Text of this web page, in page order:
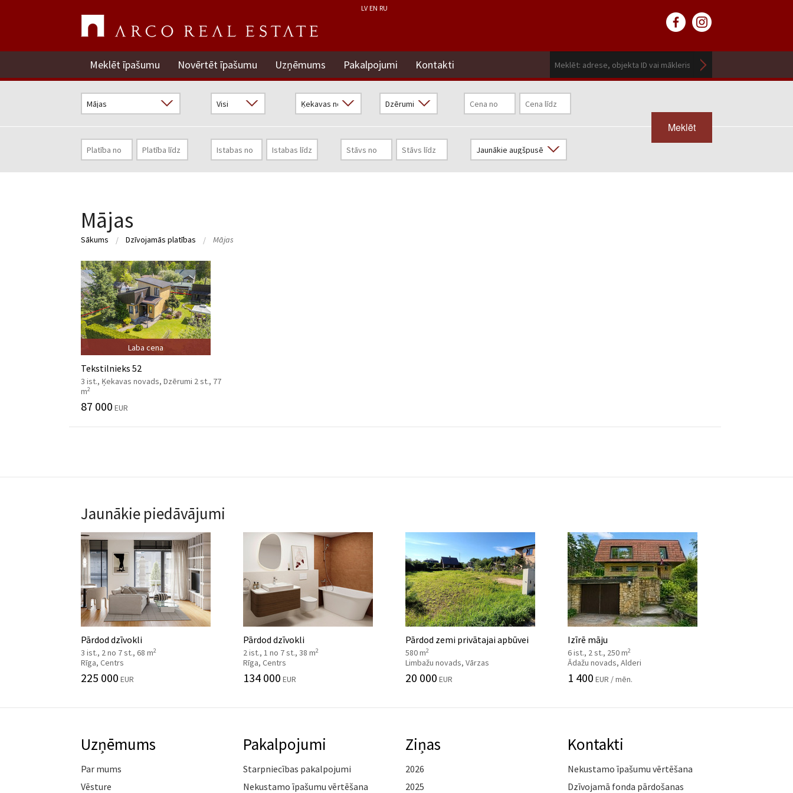
LV EN RU
Meklēt īpašumu Novērtēt īpašumu Uzņēmums Pakalpojumi Kontakti
Meklēt
Mājas
Sākums Dzīvojamās platības Mājas
Laba cena
Tekstilnieks 52
3 ist., Ķekavas novads, Dzērumi 2 st., 77
m2
87 000 EUR
Jaunākie piedāvājumi
Pārdod dzīvokli
3 ist., 2 no 7 st., 68 m2
Rīga, Centrs
225 000 EUR
Pārdod dzīvokli
2 ist., 1 no 7 st., 38 m2
Rīga, Centrs
134 000 EUR
Pārdod zemi privātajai apbūvei
580 m2
Limbažu novads, Vārzas
20 000 EUR
Izīrē māju
6 ist., 2 st., 250 m2
Ādažu novads, Alderi
1 400 EUR / mēn.
Uzņēmums
Par mums
Vēsture
Pakalpojumi
Starpniecības pakalpojumi
Nekustamo īpašumu vērtēšana
Ziņas
2026
2025
Kontakti
Nekustamo īpašumu vērtēšana
Dzīvojamā fonda pārdošanas